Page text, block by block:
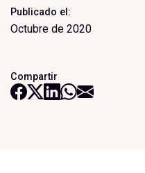
Publicado el:
Octubre de 2020
Compartir